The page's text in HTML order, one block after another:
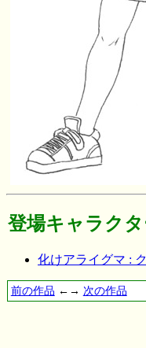
登場キャラク
化けアライグマ :
前の作品 ←→ 次の作品